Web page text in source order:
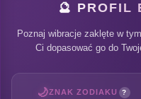
🔮 PROFIL
Poznaj wibracje zaklęte w
Ci dopasować go do
🌙ZNAK ZODIAKU ?